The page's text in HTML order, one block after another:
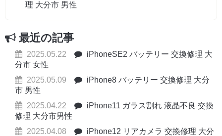
理 大分市 男性
最近の記事
2025.05.22
iPhoneSE2 バッテリー 交換修理 大
分市 女性
2025.05.09
iPhone8 バッテリー 交換修理 大分
市 男性
2025.04.22
iPhone11 ガラス割れ 液晶不良 交換
修理 大分市男性
2025.04.08
iPhone12 リアカメラ 交換修理 大分